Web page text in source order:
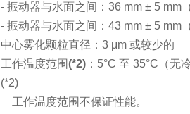
- 振动器与水面之间：36 mm ± 5 mm
- 振动器与水面之间：43 mm ± 5 mm
中心雾化颗粒直径：3 μm 或较少的
工作温度范围(*2) ：5°C 至 35°C（无
(*2)
工作温度范围不保证性能。